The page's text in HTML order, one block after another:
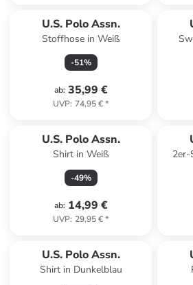
U.S. Polo Assn.
Stoffhose in Weiß
-51%
ab: 35,99 €
UVP: 74,95 €*
U.S. Polo Assn.
Shirt in Weiß
-49%
ab: 14,99 €
UVP: 29,95 €*
2er-
U.S. Polo Assn.
Shirt in Dunkelblau